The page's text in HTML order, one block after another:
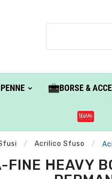
PENNE BORSE &
Acrilico Sfuso
FINE HEAVY